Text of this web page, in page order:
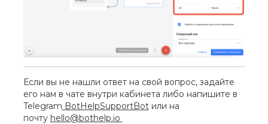
Если вы не нашли ответ на свой вопрос, задайте
его нам в чате внутри кабинета либо напишите в
Telegram BotHelpSupportBotили на
почту hello@bothelp.io